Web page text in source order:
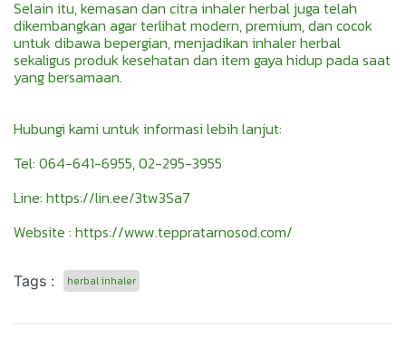
Selain itu, kemasan dan citra inhaler herbal juga telah
dikembangkan agar terlihat modern, premium, dan cocok
untuk dibawa bepergian, menjadikan inhaler herbal
sekaligus produk kesehatan dan item gaya hidup pada saat
yang bersamaan.
Hubungi kami untuk informasi lebih lanjut:
Tel: 064-641-6955, 02-295-3955
Line: https://lin.ee/3tw3Sa7
Website : https://www.teppratarnosod.com/
Tags : herbal inhaler